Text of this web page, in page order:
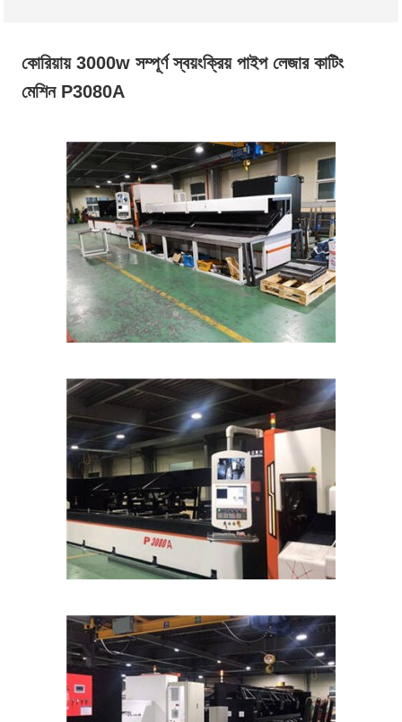
কোরিয়ায় 3000w সম্পূর্ণ স্বয়ংক্রিয় পাইপ লেজার কাটিং
মেশিন P3080A